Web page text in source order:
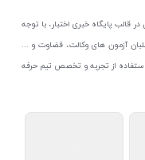
پایگاه خبری اختبار، با توجه
آزمون های وکالت، قضاوت و ...
استفاده از تجربه و تخصص تیم حرفه
این منظور با راه اندازی و تجهیز